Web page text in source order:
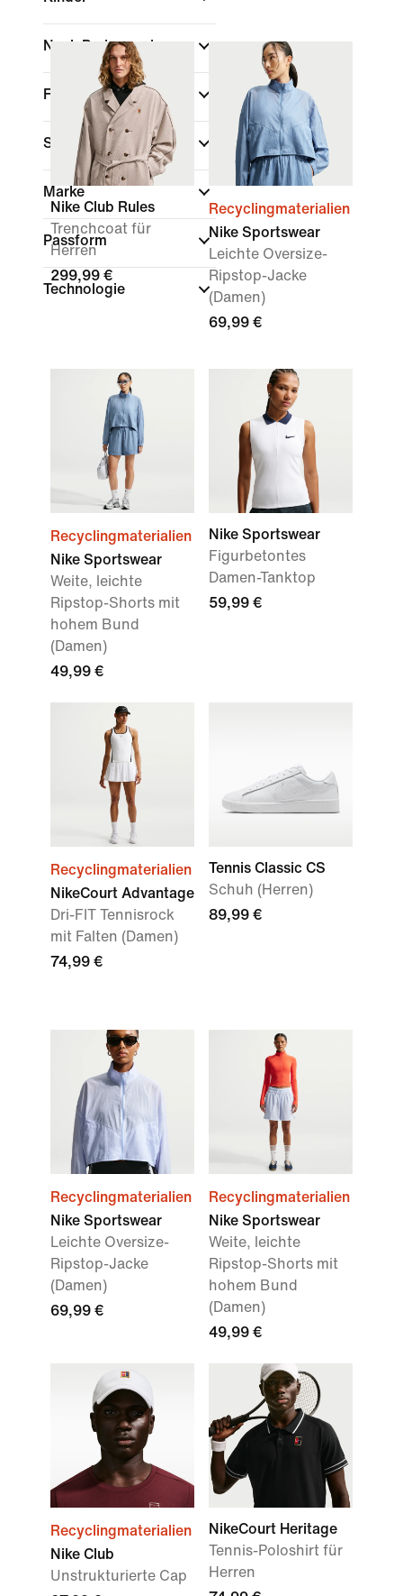
Nach Preis anzeigen
Farbe
Sport
Marke
Passform
Technologie
Nike Club Rules
Trenchcoat für
Herren
299,99 €
Recyclingmaterialien
Nike Sportswear
Leichte Oversize-
Ripstop-Jacke
(Damen)
69,99 €
Recyclingmaterialien
Nike Sportswear
Weite, leichte
Ripstop-Shorts mit
hohem Bund
(Damen)
49,99 €
Nike Sportswear
Figurbetontes
Damen-Tanktop
59,99 €
Recyclingmaterialien
NikeCourt Advantage
Dri-FIT Tennisrock
mit Falten (Damen)
74,99 €
Tennis Classic CS
Schuh (Herren)
89,99 €
Recyclingmaterialien
Nike Sportswear
Leichte Oversize-
Ripstop-Jacke
(Damen)
69,99 €
Recyclingmaterialien
Nike Sportswear
Weite, leichte
Ripstop-Shorts mit
hohem Bund
(Damen)
49,99 €
Recyclingmaterialien
Nike Club
Unstrukturierte Cap
NikeCourt Heritage
Tennis-Poloshirt für
Herren